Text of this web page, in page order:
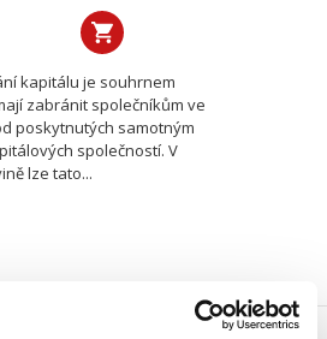
kapitálu je souhrnem
zabránit společníkům ve
poskytnutých samotným
společností. V
lze tato...